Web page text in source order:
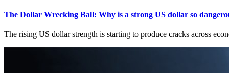
The Dollar Wrecking Ball: Why is a strong US dollar so
The rising US dollar strength is starting to produce cracks across